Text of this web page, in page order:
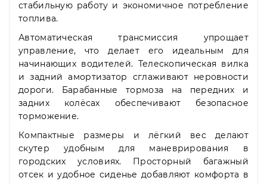
стабильную работу и экономичное потребление
топлива.
Автоматическая трансмиссия упрощает
управление, что делает его идеальным для
начинающих водителей. Телескопическая вилка
и задний амортизатор сглаживают неровности
дороги. Барабанные тормоза на передних и
задних колёсах обеспечивают безопасное
торможение.
Компактные размеры и лёгкий вес делают
скутер удобным для маневрирования в
городских условиях. Просторный багажный
отсек и удобное сиденье добавляют комфорта в